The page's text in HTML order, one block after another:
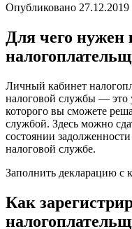
Опубликовано 27.12.2019
Для чего нужен
Личный кабинет
налоговой службы —
которого вы сможете
службой. Здесь можно
состоянии
налоговой службе.
Заполнить декларацию с
Как